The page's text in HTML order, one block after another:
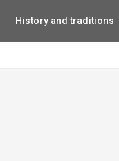
History and traditions